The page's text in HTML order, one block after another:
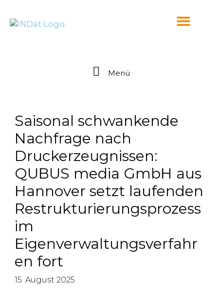
Menü
Saisonal schwankende
Nachfrage nach
Druckerzeugnissen:
QUBUS media GmbH aus
Hannover setzt laufenden
Restrukturierungsprozess
im
Eigenverwaltungsverfahr
en fort
15. August 2025